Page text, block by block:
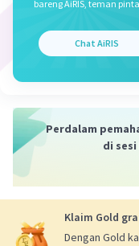
bareng AiRIS, teman
Chat AiRIS
Perdalam
di sesi
Klaim Gold
Dengan Gold